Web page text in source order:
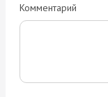
Комментарий